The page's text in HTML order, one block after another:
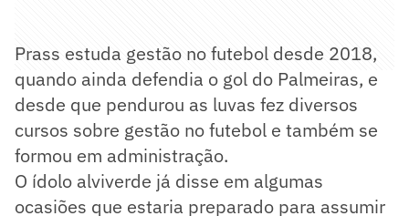
Prass estuda gestão no futebol desde 2018,
quando ainda defendia o gol do Palmeiras, e
desde que pendurou as luvas fez diversos
cursos sobre gestão no futebol e também se
formou em administração.
O ídolo alviverde já disse em algumas
ocasiões que estaria preparado para assumir